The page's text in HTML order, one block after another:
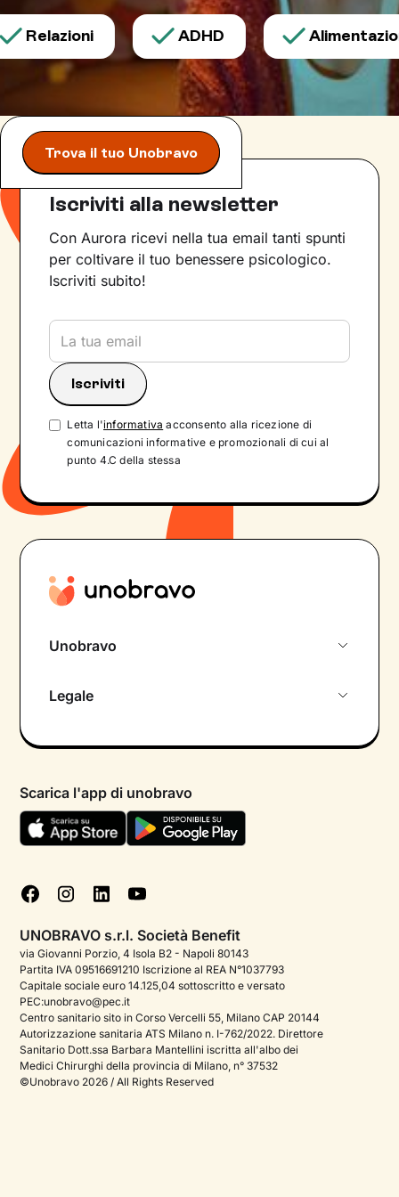
ADHD Alimentazione
Trova il tuo Unobravo
Iscriviti alla newsletter
Con Aurora ricevi nella tua email tanti spunti
per coltivare il tuo benessere psicologico.
Iscriviti subito!
Letta l'informativa acconsento alla ricezione di
comunicazioni informative e promozionali di cui al
punto 4.C della stessa
Unobravo
Psicologo in chat
Aiuto urgente
FAQ
Podcast di psicologia
Corporate
Psicologo italiano all'estero
Sala stampa
Bandi e premi
Legale
Termini e condizioni
Informativa Privacy
Cookie policy
Gestisci cookie
Scarica l'app di unobravo
UNOBRAVO s.r.l. Società Benefit
via Giovanni Porzio, 4 Isola B2 - Napoli 80143
Partita IVA 09516691210 Iscrizione al REA N°1037793
Capitale sociale euro 14.125,04 sottoscritto e versato
PEC:unobravo@pec.it
Centro sanitario sito in Corso Vercelli 55, Milano CAP 20144
Autorizzazione sanitaria ATS Milano n. I-762/2022. Direttore
Sanitario Dott.ssa Barbara Mantellini iscritta all'albo dei
Medici Chirurghi della provincia di Milano, n° 37532
©Unobravo 2026 / All Rights Reserved